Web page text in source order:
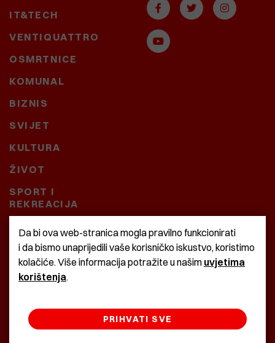
IT&TECH
VENTIQUATTRO
OSMRTNICE
KOMUNAL
BIZNIS
SVIJET
KULTURA
ŽIVOT
SPORT I
REKREACIJA
CRNA KRONIKA
BAŠTARDINI I PRAVI
KRASNA ZEMLJA
Da bi ova web-stranica mogla pravilno funkcionirati
i da bismo unaprijedili vaše korisničko iskustvo, koristimo
kolačiće. Više informacija potražite u našim uvjetima
korištenja.
PRIHVATI SVE